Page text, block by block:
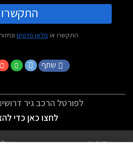
התקשרו
התקשרו או מלאו פרטים
שתף
לפורטל הרכב גיר
לחצו כאן כדי